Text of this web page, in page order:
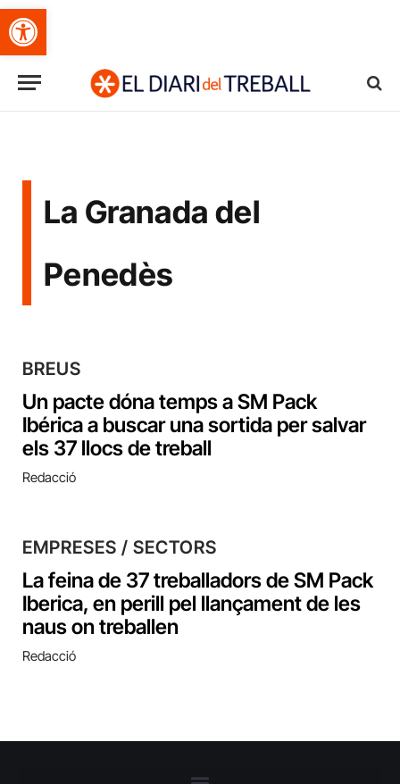
Obre la barra d'eines
La Granada del
Penedès
BREUS
Un pacte dóna temps a SM Pack
Ibérica a buscar una sortida per salvar
els 37 llocs de treball
Redacció
EMPRESES / SECTORS
La feina de 37 treballadors de SM Pack
Iberica, en perill pel llançament de les
naus on treballen
Redacció